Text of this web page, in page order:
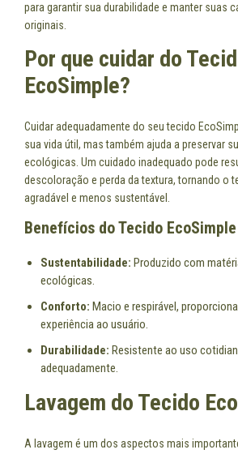
para garantir sua durabilidade e manter suas
originais.
Por que cuidar do
EcoSimple?
Cuidar adequadamente do seu tecido
sua vida útil, mas também ajuda a preservar
ecológicas. Um cuidado inadequado pode
descoloração e perda da textura, tornando o
agradável e menos sustentável.
Benefícios do Tecido EcoSimple
Sustentabilidade: Produzido com
ecológicas.
Conforto: Macio e respirável,
experiência ao usuário.
Durabilidade: Resistente ao uso
adequadamente.
Lavagem do Tecido
A lavagem é um dos aspectos mais